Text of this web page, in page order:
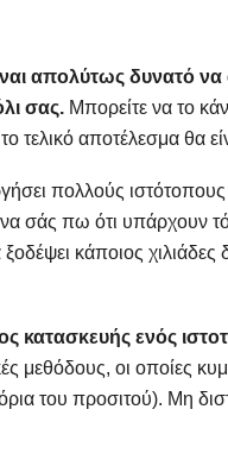
απολύτως δυνατό
σας. Μπορείτε να το
τελικό αποτέλεσμα θα
πολλούς ιστότοπους
σάς πω ότι υπάρχουν
κάποιος χιλιάδες
κατασκευής ενός
μεθόδους, οι οποίες
του προσιτού). Μη